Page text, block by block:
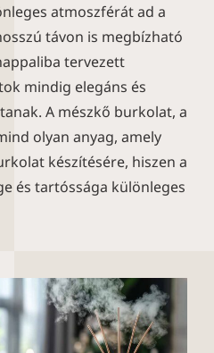
atmoszférát ad a
távon is megbízható
tervezett
mindig elegáns és
A mészkő burkolat, a
olyan anyag, amely
készítésére, hiszen a
és tartóssága különleges